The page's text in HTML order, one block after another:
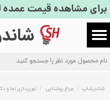
حساب کاربری من
تغییر گذر واژه
سفارشات
خروج از حساب کاربری
برای مشاهده قیمت عمده
شاندرشاپ چراغ روشنایی نورپردازی نما و